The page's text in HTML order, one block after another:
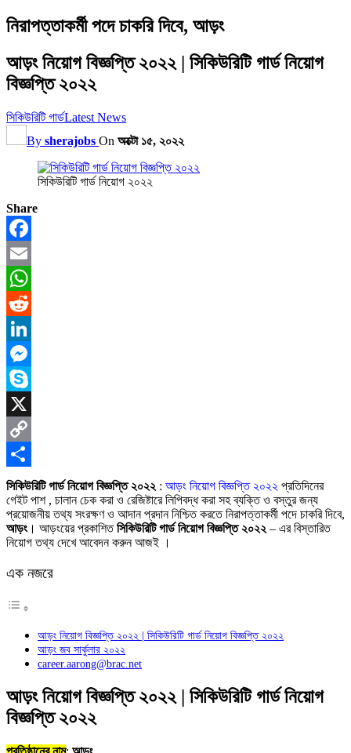
নিরাপত্তাকর্মী পদে চাকরি দিবে, আড়ং
আড়ং নিয়োগ বিজ্ঞপ্তি ২০২২ | সিকিউরিটি গার্ড নিয়োগ
বিজ্ঞপ্তি ২০২২
সিকিউরিটি গার্ডLatest News
By sherajobs On অক্টো ১৫, ২০২২
সিকিউরিটি গার্ড নিয়োগ ২০২২
Share
Facebook
Email
WhatsApp
Reddit
LinkedIn
Messenger
Skype
X
Copy
Link
Share
সিকিউরিটি গার্ড নিয়োগ বিজ্ঞপ্তি ২০২২ : আড়ং নিয়োগ বিজ্ঞপ্তি ২০২২ প্রতিদিনের
গেইট পাশ , চালান চেক করা ও রেজিষ্টারে লিপিবদ্ধ করা সহ ব্যক্তি ও বস্তুর জন্য
প্রয়োজনীয় তথ্য সংরক্ষণ ও আদান প্রদান নিশ্চিত করতে নিরাপত্তাকর্মী পদে চাকরি দিবে,
আড়ং। আড়ংয়ের প্রকাশিতসিকিউরিটি গার্ড নিয়োগ বিজ্ঞপ্তি ২০২২ – এর বিস্তারিত
নিয়োগ তথ্য দেখে আবেদন করুন আজই ।
এক নজরে
আড়ং নিয়োগ বিজ্ঞপ্তি ২০২২ | সিকিউরিটি গার্ড নিয়োগ বিজ্ঞপ্তি ২০২২
আড়ং জব সার্কুলার ২০২২
career.aarong@brac.net
আড়ং নিয়োগ বিজ্ঞপ্তি ২০২২ | সিকিউরিটি গার্ড নিয়োগ
বিজ্ঞপ্তি ২০২২